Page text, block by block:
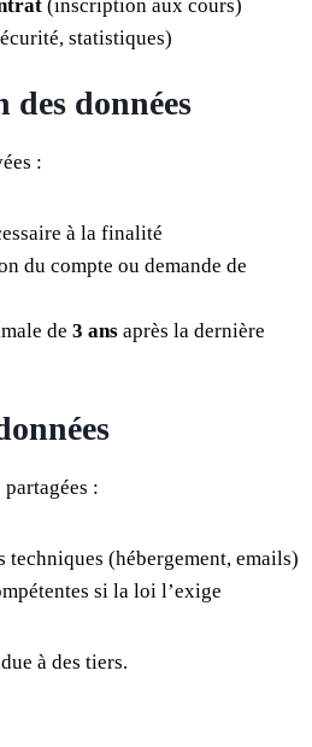
(inscription aux cours)
statistiques)
des données
:
à la finalité
du compte ou demande de
de 3 ans après la dernière
:
techniques (hébergement, emails)
si la loi l’exige
à des tiers.